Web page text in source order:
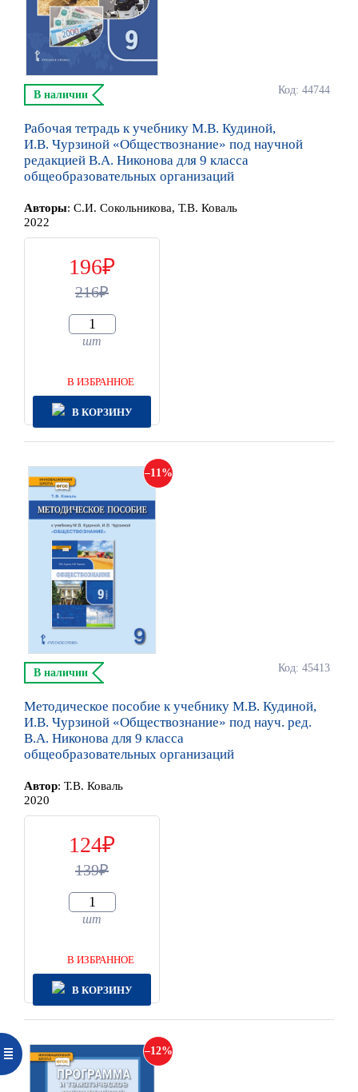
Код: 44744
В наличии
Рабочая тетрадь к учебнику М.В. Кудиной,
И.В. Чурзиной «Обществознание» под научной
редакцией В.А. Никонова для 9 класса
общеобразовательных организаций
Авторы: С.И. Сокольникова, Т.В. Коваль
2022
196
216
шт
В ИЗБРАННОЕ
В КОРЗИНУ
11
Код: 45413
В наличии
Методическое пособие к учебнику М.В. Кудиной,
И.В. Чурзиной «Обществознание» под науч. ред.
В.А. Никонова для 9 класса
общеобразовательных организаций
Автор: Т.В. Коваль
2020
124
139
шт
В ИЗБРАННОЕ
В КОРЗИНУ
12